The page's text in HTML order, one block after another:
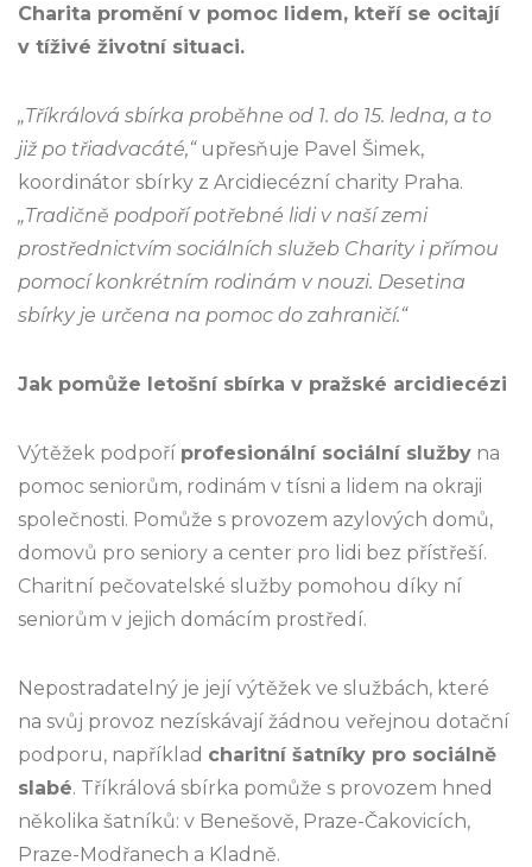
Charita promění v pomoc lidem, kteří se ocitají
v tíživé životní situaci.
„Tříkrálová sbírka proběhne od 1. do 15. ledna, a to
již po třiadvacáté,“upřesňuje Pavel Šimek,
koordinátor sbírky z Arcidiecézní charity Praha.
„Tradičně podpoří potřebné lidi v naší zemi
prostřednictvím sociálních služeb Charity i přímou
pomocí konkrétním rodinám v nouzi. Desetina
sbírky je určena na pomoc do zahraničí.“
Jak pomůže letošní sbírka v pražské arcidiecézi
Výtěžek podpoří profesionální sociální služby na
pomoc seniorům, rodinám v tísni a lidem na okraji
společnosti. Pomůže s provozem azylových domů,
domovů pro seniory a center pro lidi bez přístřeší.
Charitní pečovatelské služby pomohou díky ní
seniorům v jejich domácím prostředí.
Nepostradatelný je její výtěžek ve službách, které
na svůj provoz nezískávají žádnou veřejnou dotační
podporu, například charitní šatníky pro sociálně
slabé. Tříkrálová sbírka pomůže s provozem hned
několika šatníků: v Benešově, Praze-Čakovicích,
Praze-Modřanech a Kladně.